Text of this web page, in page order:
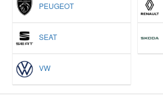
PEUGEOT
SEAT
VW